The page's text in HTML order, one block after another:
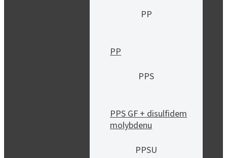
PP
PP
PPS
PPS GF + disulfidem
molybdenu
PPSU